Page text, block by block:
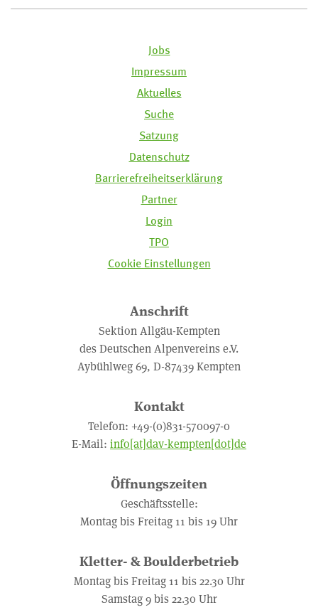
Jobs
Impressum
Aktuelles
Suche
Satzung
Datenschutz
Barrierefreiheitserklärung
Partner
Login
TPO
Cookie Einstellungen
Anschrift
Sektion Allgäu-Kempten
des Deutschen Alpenvereins e.V.
Aybühlweg 69, D-87439 Kempten
Kontakt
Telefon: +49-(0)831-570097-0
E-Mail: info[at]dav-kempten[dot]de
Öffnungszeiten
Geschäftsstelle:
Montag bis Freitag 11 bis 19 Uhr
Kletter- & Boulderbetrieb
Montag bis Freitag 11 bis 22.30 Uhr
Samstag 9 bis 22.30 Uhr